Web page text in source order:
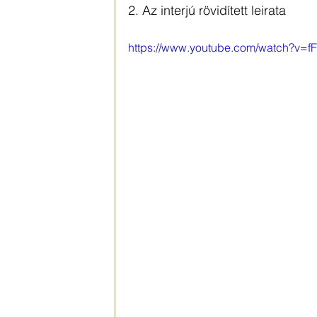
2. Az interjú rövidített leirata
https://www.youtube.com/